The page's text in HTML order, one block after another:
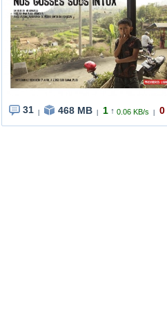
31 468 MB 1 ↑ 0.06 KB/s 0